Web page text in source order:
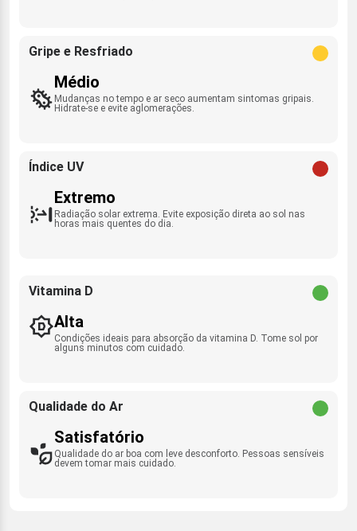
Gripe e Resfriado
Médio
Mudanças no tempo e ar seco aumentam sintomas gripais.
Hidrate-se e evite aglomerações.
Índice UV
Extremo
Radiação solar extrema. Evite exposição direta ao sol nas
horas mais quentes do dia.
Vitamina D
Alta
Condições ideais para absorção da vitamina D. Tome sol por
alguns minutos com cuidado.
Qualidade do Ar
Satisfatório
Qualidade do ar boa com leve desconforto. Pessoas sensíveis
devem tomar mais cuidado.